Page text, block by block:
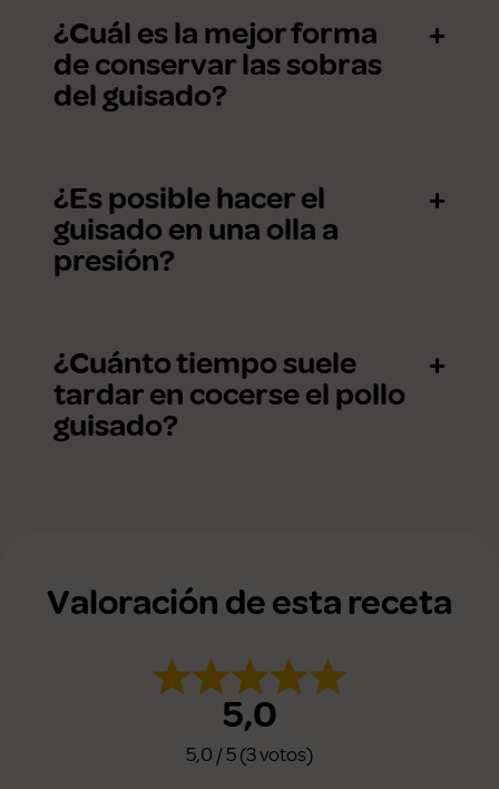
¿Cuál es la mejor forma
de conservar las sobras
del guisado?
¿Es posible hacer el
guisado en una olla a
presión?
¿Cuánto tiempo suele
tardar en cocerse el pollo
guisado?
Valoración de esta receta
5,0
5,0 / 5 (3 votos)